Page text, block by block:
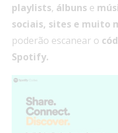
playlists, álbuns e
sociais, sites e muito
poderão escanear o
Spotify.